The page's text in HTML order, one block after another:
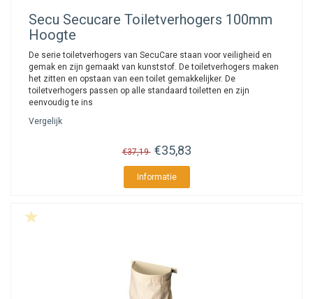
Secu Secucare Toiletverhogers 100mm
Hoogte
De serie toiletverhogers van SecuCare staan voor veiligheid en
gemak en zijn gemaakt van kunststof. De toiletverhogers maken
het zitten en opstaan van een toilet gemakkelijker. De
toiletverhogers passen op alle standaard toiletten en zijn
eenvoudig te ins
Vergelijk
€37,19 €35,83
Informatie